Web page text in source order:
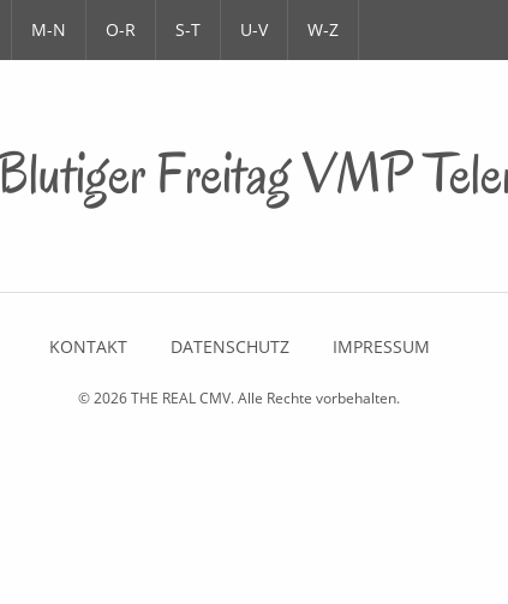
M-N O-R S-T U-V W-Z
Freitag VMP
KONTAKT DATENSCHUTZ IMPRESSUM
© 2026THE REAL CMV. Alle Rechte vorbehalten.